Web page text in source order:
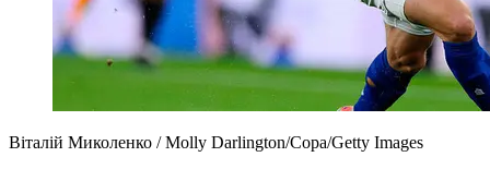
Віталій Миколенко / Molly Darlington/Copa/Getty Images